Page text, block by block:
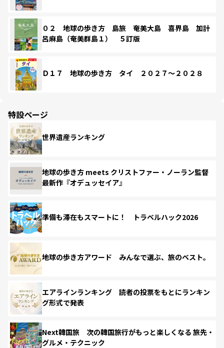
０２ 地球の歩き方 島旅 奄美大島 喜界島 加計
呂麻島（奄美群島１） ５訂版
Ｄ１７ 地球の歩き方 タイ ２０２７～２０２８
特設ページ
世界遺産ランキング
地球の歩き方 meets クリストファー・ノーラン監督
最新作『オデュッセイア』
準備も滞在もスマートに！ トラベルハック2026
地球の歩き方アワード みんなで選ぶ、旅のベスト。
エアラインランキング 読者の投票をもとにランキン
グ形式で発表
Next韓国旅 次の韓国旅行がもっと楽しくなる 旅先・
グルメ・テクニック